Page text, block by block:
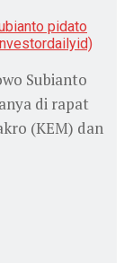
Subianto
di rapat
(KEM) dan